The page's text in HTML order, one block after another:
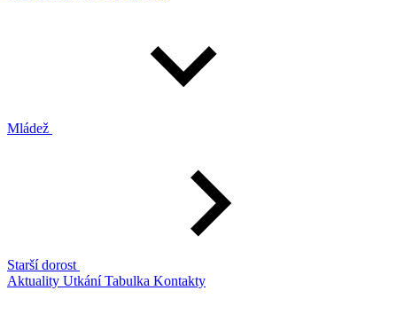
Mládež
Starší dorost
Aktuality UtkáníTabulka Kontakty